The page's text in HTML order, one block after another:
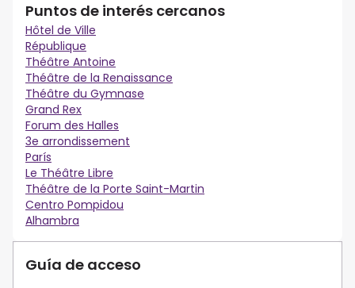
Puntos de interés cercanos
Hôtel de Ville
République
Théâtre Antoine
Théâtre de la Renaissance
Théâtre du Gymnase
Grand Rex
Forum des Halles
3e arrondissement
París
Le Théâtre Libre
Théâtre de la Porte Saint-Martin
Centro Pompidou
Alhambra
Guía de acceso